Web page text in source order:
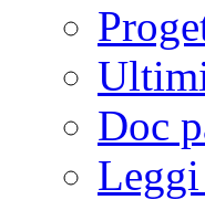
Doc